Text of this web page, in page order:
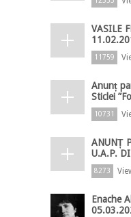
VASILE
11759
Anunț
Sticlei
10731
ANUNȚ
U.A.P.
8273
Enache